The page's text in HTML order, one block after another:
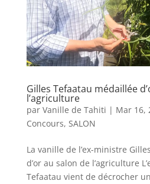
Gilles Tefaatau médaillée
l’agriculture
par Vanille de Tahiti | Mar 16,
Concours, SALON
La vanille de l’ex-ministre
d’or au salon de l’agriculture
Tefaatau vient de décrocher